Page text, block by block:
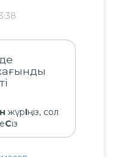
жүрІңіз, сол
Сіз